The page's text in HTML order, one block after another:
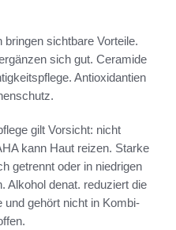
sichtbare Vorteile.
sich gut. Ceramide
Antioxidantien
gilt Vorsicht: nicht
kann Haut reizen. Starke
getrennt oder in niedrigen
Alkohol denat. reduziert die
gehört nicht in Kombi-